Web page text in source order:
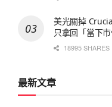
美光關掉
只拿回「當下
18995 SHARES
最新文章